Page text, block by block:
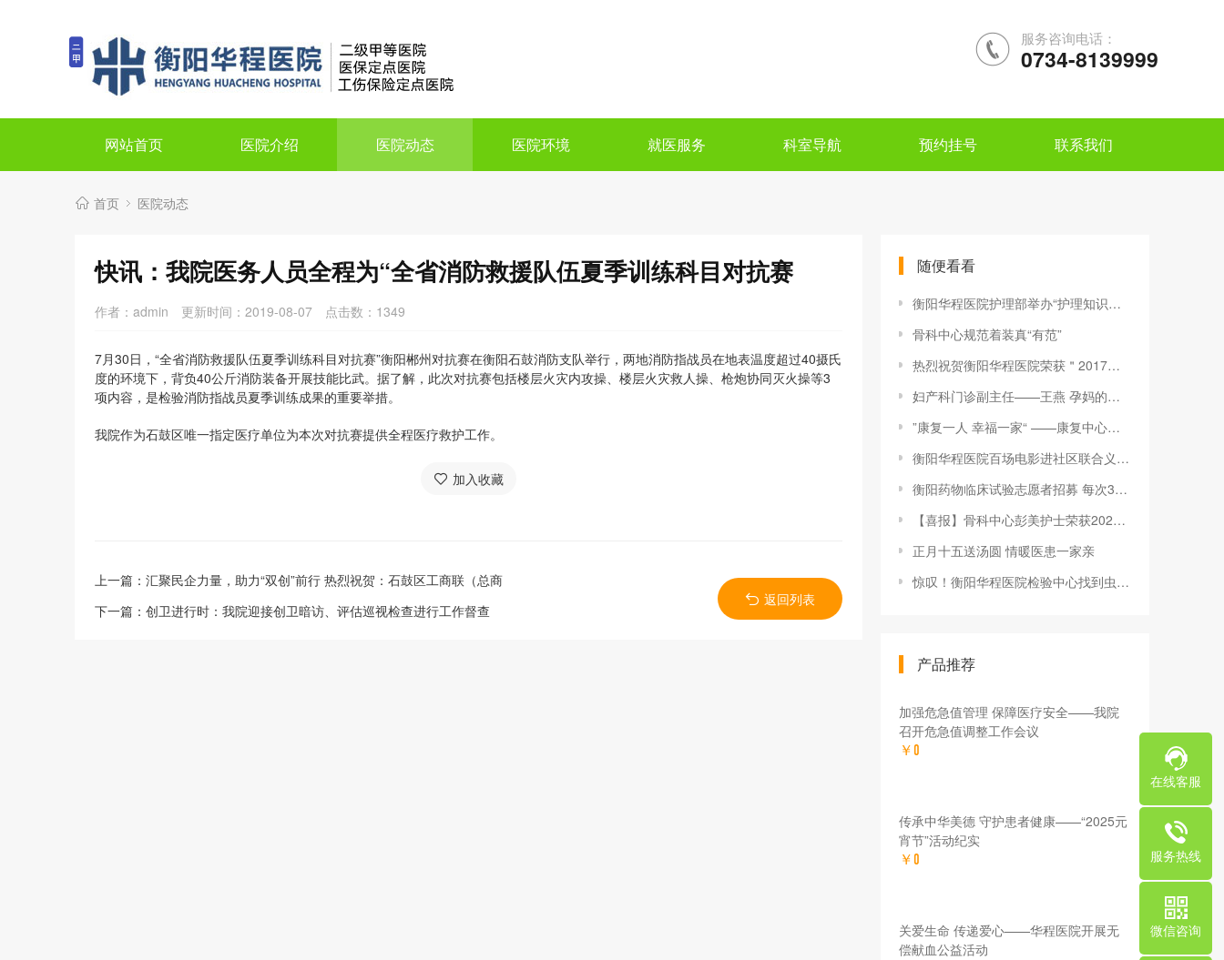
服务咨询电话：
0734-8139999
网站首页 医院介绍 医院动态 医院环境 就医服务 科室导航 预约挂号 联系我们
首页 医院动态
快讯：我院医务人员全程为“全省消防救援队伍夏季训练科目对抗赛
作者：admin 更新时间：2019-08-07 点击数： 1349
7月30日，“全省消防救援队伍夏季训练科目对抗赛”衡阳郴州对抗赛在衡阳石鼓消防支队举行，两地消防指战员在地表温度超过40摄氏
度的环境下，背负40公斤消防装备开展技能比武。据了解，此次对抗赛包括楼层火灾内攻操、楼层火灾救人操、枪炮协同灭火操等3
项内容，是检验消防指战员夏季训练成果的重要举措。
我院作为石鼓区唯一指定医疗单位为本次对抗赛提供全程医疗救护工作。
加入收藏
上一篇： 汇聚民企力量，助力“双创”前行 热烈祝贺：石鼓区工商联（总商
下一篇： 创卫进行时：我院迎接创卫暗访、评估巡视检查进行工作督查
返回列表
随便看看
衡阳华程医院护理部举办“护理知识抢答赛”活动
骨科中心规范着装真“有范”
热烈祝贺衡阳华程医院荣获＂2017年全国诚信民营医院＂荣誉
妇产科门诊副主任——王燕 孕妈的贴心管家
”康复一人 幸福一家“ ——康复中心为脑损伤患者制定个性化治疗
衡阳华程医院百场电影进社区联合义诊获好评
衡阳药物临床试验志愿者招募 每次3000-5000元
【喜报】骨科中心彭美护士荣获2020年度石鼓区“优秀工作者”称号
正月十五送汤圆 情暖医患一家亲
惊叹！衡阳华程医院检验中心找到虫卵有红包拿！
产品推荐
加强危急值管理 保障医疗安全——我院
召开危急值调整工作会议
￥0
传承中华美德 守护患者健康——“2025元
宵节”活动纪实
￥0
关爱生命 传递爱心——华程医院开展无
偿献血公益活动
在线客服
服务热线
微信咨询